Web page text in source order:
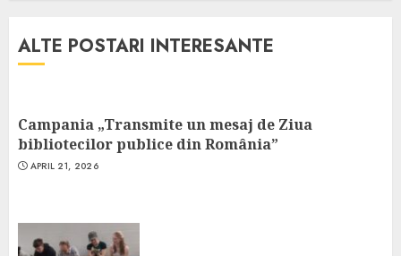
ALTE POSTARI INTERESANTE
Campania „Transmite un mesaj de Ziua
bibliotecilor publice din România”
APRIL 21, 2026